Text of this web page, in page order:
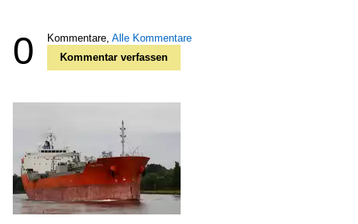
0 Kommentare, Alle Kommentare
Kommentar verfassen